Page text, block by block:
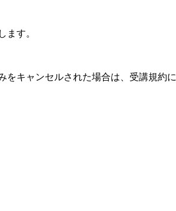
ます。
キャンセルされた場合は、受講規約